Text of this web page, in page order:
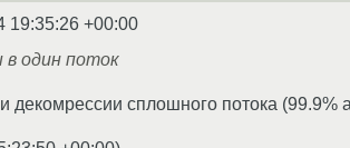
19:35:26 +00:00
в один поток
декомрессии сплошного потока (99.9%